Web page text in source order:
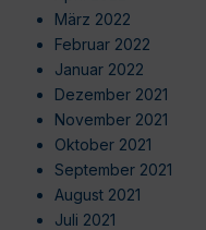
März 2022
Februar 2022
Januar 2022
Dezember 2021
November 2021
Oktober 2021
September 2021
August 2021
Juli 2021